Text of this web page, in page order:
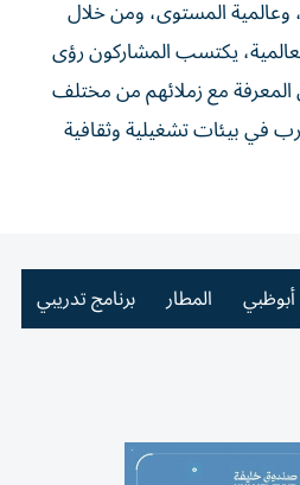
وعالمية المستوى، ومن خلال
يكتسب المشاركون رؤى
المعرفة مع زملائهم من مختلف
في بيئات تشغيلية وثقافية
أبوظبي المطار برنامج تدريبي